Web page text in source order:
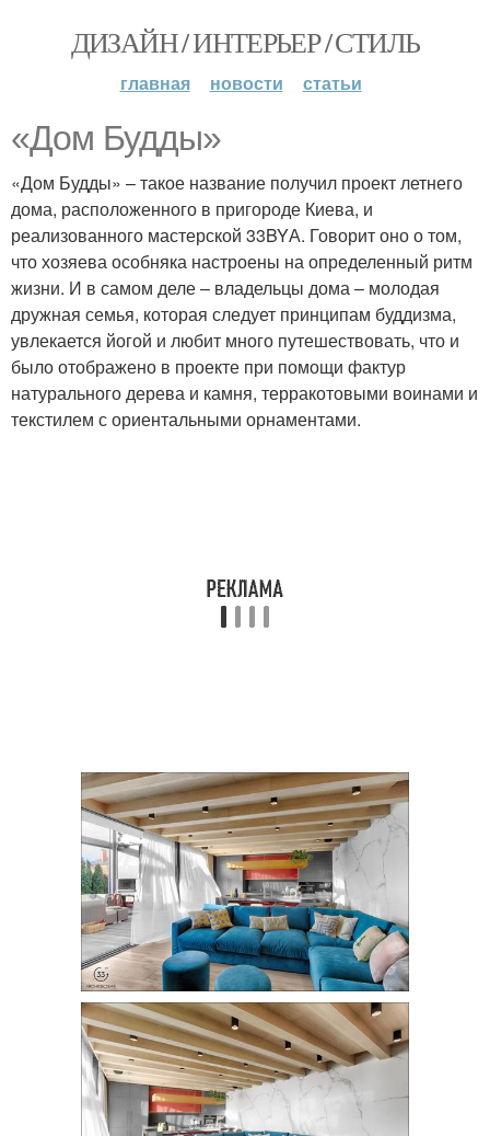
ДИЗАЙН / ИНТЕРЬЕР / СТИЛЬ
главная новости статьи
«Дом Будды»
«Дом Будды» – такое название получил проект летнего
дома, расположенного в пригороде Киева, и
реализованного мастерской 33BYА. Говорит оно о том,
что хозяева особняка настроены на определенный ритм
жизни. И в самом деле – владельцы дома – молодая
дружная семья, которая следует принципам буддизма,
увлекается йогой и любит много путешествовать, что и
было отображено в проекте при помощи фактур
натурального дерева и камня, терракотовыми воинами и
текстилем с ориентальными орнаментами.